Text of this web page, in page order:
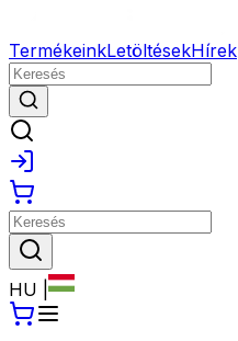
TermékeinkLetöltésekHírek
HU